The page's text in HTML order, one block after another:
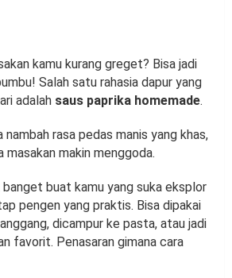
kamu kurang greget? Bisa jadi
Salah satu rahasia dapur yang
adalah saus paprika homemade.
nambah rasa pedas manis yang khas,
masakan makin menggoda.
buat kamu yang suka eksplor
pengen yang praktis. Bisa dipakai
dicampur ke pasta, atau jadi
favorit. Penasaran gimana cara